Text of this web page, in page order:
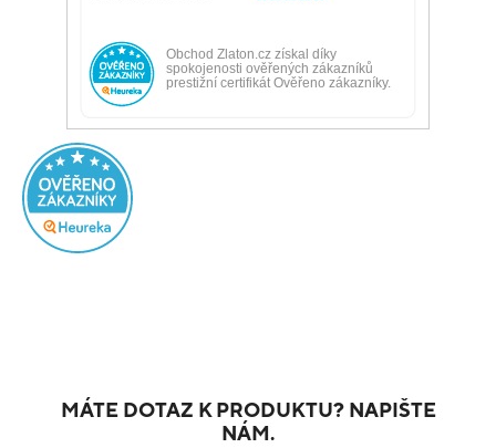
MÁTE DOTAZ K PRODUKTU? NAPIŠTE
NÁM.